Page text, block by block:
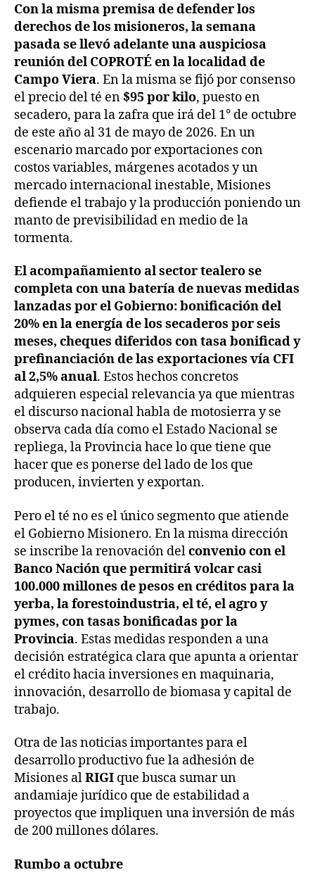
Con la misma premisa de defender los
derechos de los misioneros, la semana
pasada se llevó adelante una auspiciosa
reunión del COPROTÉ en la localidad de
Campo Viera. En la misma se fijó por consenso
el precio del té en $95 por kilo, puesto en
secadero, para la zafra que irá del 1° de octubre
de este año al 31 de mayo de 2026. En un
escenario marcado por exportaciones con
costos variables, márgenes acotados y un
mercado internacional inestable, Misiones
defiende el trabajo y la producción poniendo un
manto de previsibilidad en medio de la
tormenta.
El acompañamiento al sector tealero se
completa con una batería de nuevas medidas
lanzadas por el Gobierno: bonificación del
20% en la energía de los secaderos por seis
meses, cheques diferidos con tasa bonificad y
prefinanciación de las exportaciones vía CFI
al 2,5% anual. Estos hechos concretos
adquieren especial relevancia ya que mientras
el discurso nacional habla de motosierra y se
observa cada día como el Estado Nacional se
repliega, la Provincia hace lo que tiene que
hacer que es ponerse del lado de los que
producen, invierten y exportan.
Pero el té no es el único segmento que atiende
el Gobierno Misionero. En la misma dirección
se inscribe la renovación delconvenio con el
Banco Nación que permitirá volcar casi
100.000 millones de pesos en créditos para la
yerba, la forestoindustria, el té, el agro y
pymes, con tasas bonificadas por la
Provincia. Estas medidas responden a una
decisión estratégica clara que apunta a orientar
el crédito hacia inversiones en maquinaria,
innovación, desarrollo de biomasa y capital de
trabajo.
Otra de las noticias importantes para el
desarrollo productivo fue la adhesión de
Misiones alRIGI que busca sumar un
andamiaje jurídico que de estabilidad a
proyectos que impliquen una inversión de más
de 200 millones dólares.
Rumbo a octubre